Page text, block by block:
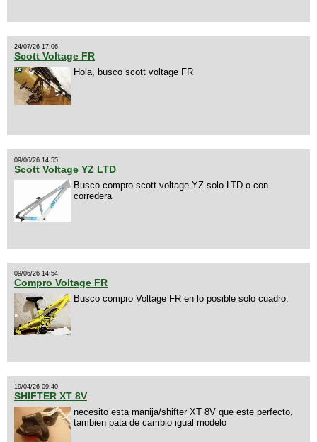
24/07/26 17:06
Scott Voltage FR
Hola, busco scott voltage FR
09/06/26 14:55
Scott Voltage YZ LTD
Busco compro scott voltage YZ solo LTD o con
corredera
09/06/26 14:54
Compro Voltage FR
Busco compro Voltage FR en lo posible solo cuadro.
19/04/26 09:40
SHIFTER XT 8V
necesito esta manija/shifter XT 8V que este perfecto,
tambien pata de cambio igual modelo